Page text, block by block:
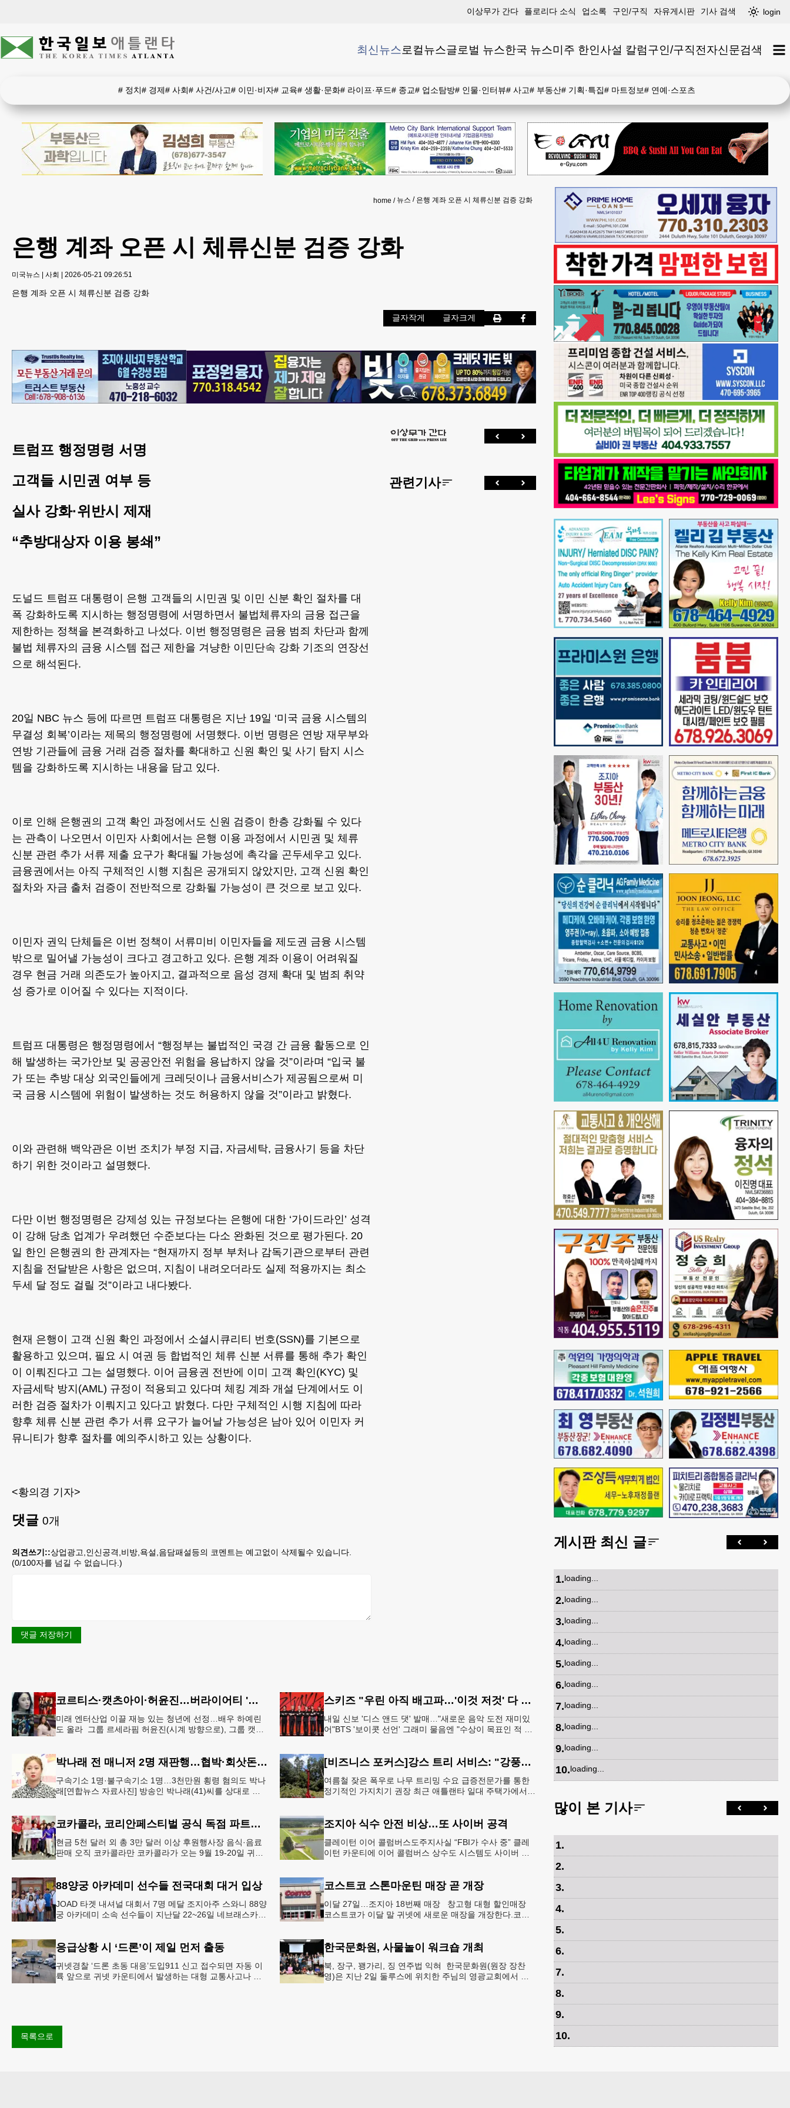
이상무가 간다 플로리다 소식 업소록 구인/구직 자유게시판 기사 검색 login
최신뉴스로컬뉴스글로벌 뉴스한국 뉴스미주 한인사설 칼럼구인/구직전자신문검색
# 정치# 경제# 사회# 사건/사고# 이민·비자# 교육# 생활·문화# 라이프·푸드# 종교# 업소탐방# 인물·인터뷰# 사고# 부동산# 기획·특집# 마트정보# 연예·스포츠
home 뉴스 은행 계좌 오픈 시 체류신분 검증 강화
은행 계좌 오픈 시 체류신분 검증 강화
미국뉴스 | 사회 | 2026-05-21 09:26:51
은행 계좌 오픈 시 체류신분 검증 강화
글자작게 글자크게
트럼프 행정명령 서명
고객들 시민권 여부 등
실사 강화·위반시 제재
“추방대상자 이용 봉쇄”
도널드 트럼프 대통령이 은행 고객들의 시민권 및 이민 신분 확인 절차를 대
폭 강화하도록 지시하는 행정명령에 서명하면서 불법체류자의 금융 접근을
제한하는 정책을 본격화하고 나섰다. 이번 행정명령은 금융 범죄 차단과 함께
불법 체류자의 금융 시스템 접근 제한을 겨냥한 이민단속 강화 기조의 연장선
으로 해석된다.
20일 NBC 뉴스 등에 따르면 트럼프 대통령은 지난 19일 ‘미국 금융 시스템의
무결성 회복’이라는 제목의 행정명령에 서명했다. 이번 명령은 연방 재무부와
연방 기관들에 금융 거래 검증 절차를 확대하고 신원 확인 및 사기 탐지 시스
템을 강화하도록 지시하는 내용을 담고 있다.
이로 인해 은행권의 고객 확인 과정에서도 신원 검증이 한층 강화될 수 있다
는 관측이 나오면서 이민자 사회에서는 은행 이용 과정에서 시민권 및 체류
신분 관련 추가 서류 제출 요구가 확대될 가능성에 촉각을 곤두세우고 있다.
금융권에서는 아직 구체적인 시행 지침은 공개되지 않았지만, 고객 신원 확인
절차와 자금 출처 검증이 전반적으로 강화될 가능성이 큰 것으로 보고 있다.
이민자 권익 단체들은 이번 정책이 서류미비 이민자들을 제도권 금융 시스템
밖으로 밀어낼 가능성이 크다고 경고하고 있다. 은행 계좌 이용이 어려워질
경우 현금 거래 의존도가 높아지고, 결과적으로 음성 경제 확대 및 범죄 취약
성 증가로 이어질 수 있다는 지적이다.
트럼프 대통령은 행정명령에서 “행정부는 불법적인 국경 간 금융 활동으로 인
해 발생하는 국가안보 및 공공안전 위험을 용납하지 않을 것”이라며 “입국 불
가 또는 추방 대상 외국인들에게 크레딧이나 금융서비스가 제공됨으로써 미
국 금융 시스템에 위험이 발생하는 것도 허용하지 않을 것”이라고 밝혔다.
이와 관련해 백악관은 이번 조치가 부정 지급, 자금세탁, 금융사기 등을 차단
하기 위한 것이라고 설명했다.
다만 이번 행정명령은 강제성 있는 규정보다는 은행에 대한 ‘가이드라인’ 성격
이 강해 당초 업계가 우려했던 수준보다는 다소 완화된 것으로 평가된다. 20
일 한인 은행권의 한 관계자는 “현재까지 정부 부처나 감독기관으로부터 관련
지침을 전달받은 사항은 없으며, 지침이 내려오더라도 실제 적용까지는 최소
두세 달 정도 걸릴 것”이라고 내다봤다.
현재 은행이 고객 신원 확인 과정에서 소셜시큐리티 번호(SSN)를 기본으로
활용하고 있으며, 필요 시 여권 등 합법적인 체류 신분 서류를 통해 추가 확인
이 이뤄진다고 그는 설명했다. 이어 금융권 전반에 이미 고객 확인(KYC) 및
자금세탁 방지(AML) 규정이 적용되고 있다며 체킹 계좌 개설 단계에서도 이
러한 검증 절차가 이뤄지고 있다고 밝혔다. 다만 구체적인 시행 지침에 따라
향후 체류 신분 관련 추가 서류 요구가 늘어날 가능성은 남아 있어 이민자 커
뮤니티가 향후 절차를 예의주시하고 있는 상황이다.
<황의경 기자>
댓글 0개
의견쓰기::상업광고,인신공격,비방,욕설,음담패설등의 코멘트는 예고없이 삭제될수 있습니다.
(0/100자를 넘길 수 없습니다.)
댓글 저장하기
관련기사
코르티스·캣츠아이·허윤진…버라이어티 '영 할리우드 임팩트'
미래 엔터산업 이끌 재능 있는 청년에 선정…배우 하예린
도 올라 그룹 르세라핌 허윤진(시계 방향으로), 그룹 캣츠
스키즈 "우린 아직 배고파…'이것 저것' 다 잘하는 자신감 표현"
내일 신보 '디스 앤드 댓' 발매…"새로운 음악 도전 재미있
어"BTS '보이콧 선언' 그래미 물음엔 "수상이 목표인 적 없
박나래 전 매니저 2명 재판행…협박·회삿돈 횡령 혐의
구속기소 1명·불구속기소 1명…3천만원 횡령 혐의도 박나
래[연합뉴스 자료사진] 방송인 박나래(41)씨를 상대로 협
[비즈니스 포커스]강스 트리 서비스: "강풍에 부러질라"… 여름철 주택가 수목 관리 '비상'
여름철 잦은 폭우로 나무 트리밍 수요 급증전문가를 통한
정기적인 가지치기 권장 최근 애틀랜타 일대 주택가에서
코카콜라, 코리안페스티벌 공식 독점 파트너 참여
현금 5천 달러 외 총 3만 달러 이상 후원행사장 음식·음료
판매 오직 코카콜라만 코카콜라가 오는 9월 19-20일 귀넷
조지아 식수 안전 비상…또 사이버 공격
클레이턴 이어 콜럼버스도주지사실 “FBI가 수사 중” 클레
이턴 카운티에 이어 콜럼버스 상수도 시스템도 사이버 공
88양궁 아카데미 선수들 전국대회 대거 입상
JOAD 타겟 내셔널 대회서 7명 메달 조지아주 스와니 88양
궁 아카데미 소속 선수들이 지난달 22~26일 네브래스카주
코스트코 스톤마운틴 매장 곧 개장
이달 27일…조지아 18번째 매장 창고형 대형 할인매장
코스트코가 이달 말 귀넷에 새로운 매장을 개장한다.코스
응급상황 시 ‘드론’이 제일 먼저 출동
귀넷경찰 ‘드론 초동 대응’도입911 신고 접수되면 자동 이
륙 앞으로 귀넷 카운티에서 발생하는 대형 교통사고나 범
한국문화원, 사물놀이 워크숍 개최
북, 장구, 꽹가리, 징 연주법 익혀 한국문화원(원장 장찬
영)은 지난 2일 둘루스에 위치한 주님의 영광교회에서 사
목록으로
게시판 최신 글
1.loading...
2.loading...
3.loading...
4.loading...
5.loading...
6.loading...
7.loading...
8.loading...
9.loading...
10.loading...
많이 본 기사
1.
2.
3.
4.
5.
6.
7.
8.
9.
10.